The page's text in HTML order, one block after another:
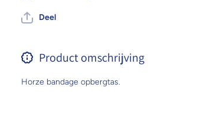
Deel
Product omschrijving
Horze bandage opbergtas.